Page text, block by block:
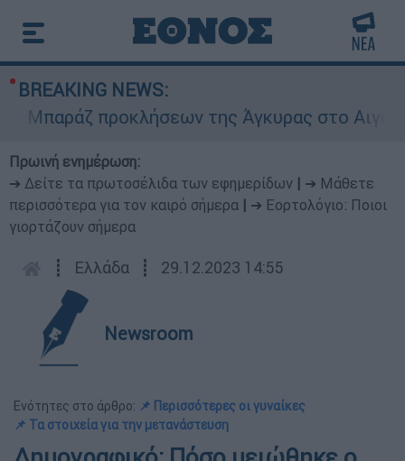
BREAKING NEWS:
προκλήσεων της Άγκυρας στο Αιγαίο:
Πρωινή ενημέρωση:
➔ Δείτε τα πρωτοσέλιδα των εφημερίδων
➔ Μάθετε
περισσότερα για τον καιρό σήμερα
➔ Εορτολόγιο: Ποιοι
γιορτάζουν σήμερα
┋ Ελλάδα ┋ 29.12.2023 14:55
Newsroom
Ενότητες στο άρθρο: 📌 Περισσότερες οι γυναίκες
📌 Τα στοιχεία για την μετανάστευση